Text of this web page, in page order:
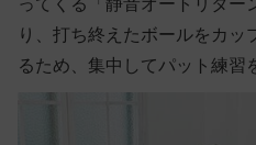
り、打ち終えたボールをカッ
るため、集中してパット練習